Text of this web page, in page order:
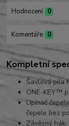
Hodnocení 0
Komentáře 0
Kompletní
Šavlová pila
ONE-KEY™
Upínač
čepele bez
Závěsný hák